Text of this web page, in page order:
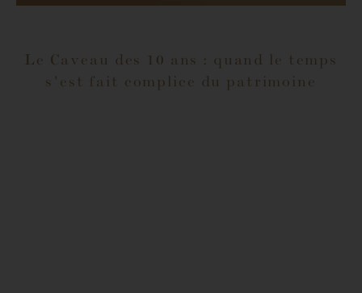
Le Caveau des 10 ans : quand le temps
s'est fait complice du patrimoine